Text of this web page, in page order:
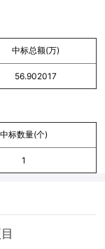
中标总额(万)
56.902017
中标数量(个)
1